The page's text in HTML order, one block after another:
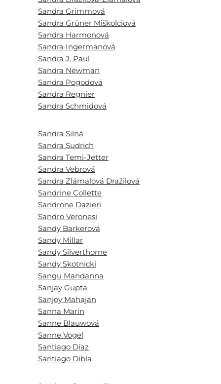
Sandra Grimmová
Sandra Grüner Miškolciová
Sandra Harmonová
Sandra Ingermanová
Sandra J. Paul
Sandra Newman
Sandra Pogodová
Sandra Regnier
Sandra Schmidová
Sandra Silná
Sandra Sudrich
Sandra Temi-Jetter
Sandra Vebrová
Sandra Zlámalová Dražilová
Sandrine Collette
Sandrone Dazieri
Sandro Veronesi
Sandy Barkerová
Sandy Millar
Sandy Silverthorne
Sandy Skotnicki
Sangu Mandanna
Sanjay Gupta
Sanjoy Mahajan
Sanna Marin
Sanne Blauwová
Sanne Vogel
Santiago Díaz
Santiago Dibla